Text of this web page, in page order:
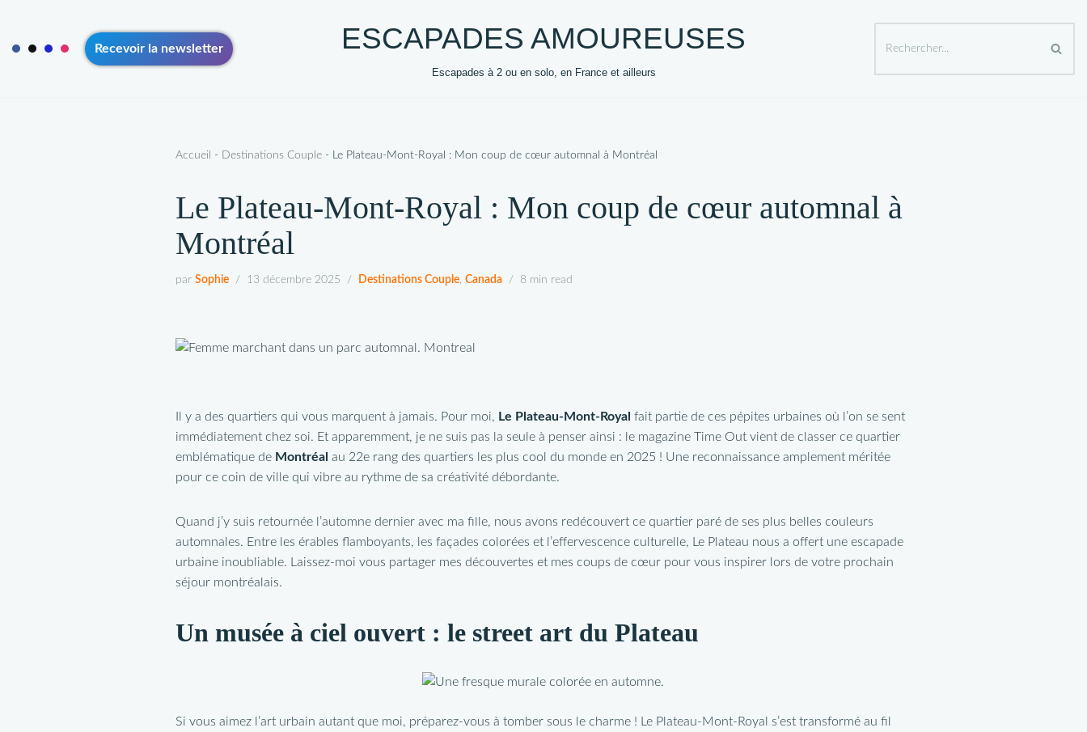
Aller
Recevoir la newsletter ESCAPADES AMOUREUSES
Escapades à 2 ou en solo, en France et ailleurs
Accueil - Destinations Couple- Le Plateau-Mont-Royal : Mon coup de cœur automnal à Montréal
Le Plateau-Mont-Royal : Mon coup de cœur automnal à
Montréal
par Sophie 13 décembre 2025 Destinations Couple, Canada 8 min read
Il y a des quartiers qui vous marquent à jamais. Pour moi, Le Plateau-Mont-Royal fait partie de ces pépites urbaines où l’on se sent
immédiatement chez soi. Et apparemment, je ne suis pas la seule à penser ainsi : le magazine Time Out vient de classer ce quartier
emblématique de Montréal au 22e rang des quartiers les plus cool du monde en 2025 ! Une reconnaissance amplement méritée
pour ce coin de ville qui vibre au rythme de sa créativité débordante.
Quand j’y suis retournée l’automne dernier avec ma fille, nous avons redécouvert ce quartier paré de ses plus belles couleurs
automnales. Entre les érables flamboyants, les façades colorées et l’effervescence culturelle, Le Plateau nous a offert une escapade
urbaine inoubliable. Laissez-moi vous partager mes découvertes et mes coups de cœur pour vous inspirer lors de votre prochain
séjour montréalais.
Un musée à ciel ouvert : le street art du Plateau
Si vous aimez l’art urbain autant que moi, préparez-vous à tomber sous le charme ! Le Plateau-Mont-Royal s’est transformé au fil